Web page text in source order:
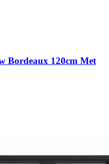
Bordeaux 120cm Met